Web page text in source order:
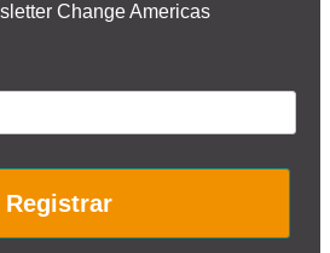
Change Americas
Registrar